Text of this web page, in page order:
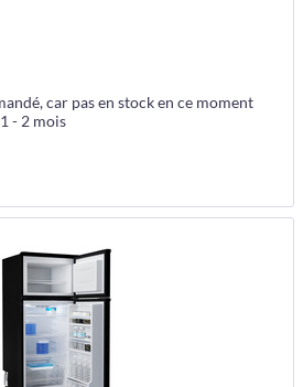
car pas en stock en ce moment
- 2 mois